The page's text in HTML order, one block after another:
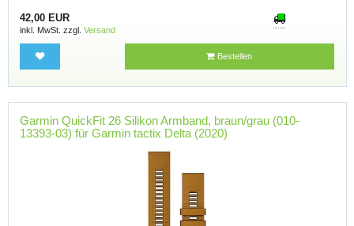
42,00 EUR
inkl. MwSt. zzgl. Versand
Bestellen
Garmin QuickFit 26 Silikon Armband, braun/grau (010-
13393-03) für Garmin tactix Delta (2020)